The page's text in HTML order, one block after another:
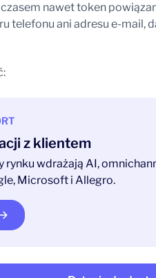
nawet token
telefonu ani adresu e-mail,
z klientem
rynku wdrażają AI,
Microsoft i Allegro.